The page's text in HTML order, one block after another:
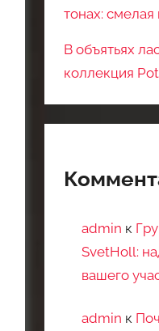
тонах:
В объятьях
коллекция
admin к
SvetHoll:
вашего
admin к